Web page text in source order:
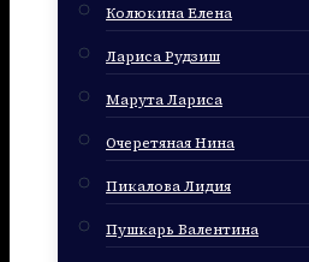
Колюкина Елена
Лариса Рудзиш
Марута Лариса
Очеретяная Нина
Пикалова Лидия
Пушкарь Валентина